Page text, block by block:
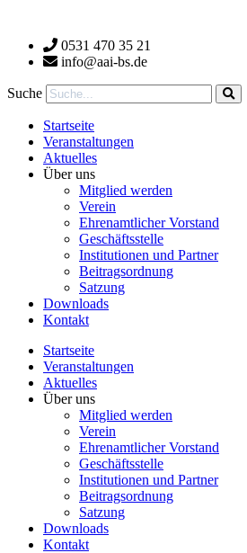
wechseln 0531 470 35 21
info@aai-bs.de
Suche
Startseite
Veranstaltungen
Aktuelles
Über uns
Mitglied werden
Verein
Ehrenamtlicher Vorstand
Geschäftsstelle
Institutionen und Partner
Beitragsordnung
Satzung
Downloads
Kontakt
Startseite
Veranstaltungen
Aktuelles
Über uns
Mitglied werden
Verein
Ehrenamtlicher Vorstand
Geschäftsstelle
Institutionen und Partner
Beitragsordnung
Satzung
Downloads
Kontakt